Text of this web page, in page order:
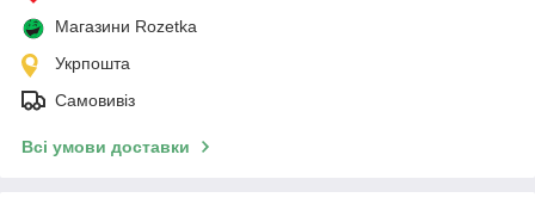
Магазини Rozetka
Укрпошта
Самовивіз
Всі умови доставки